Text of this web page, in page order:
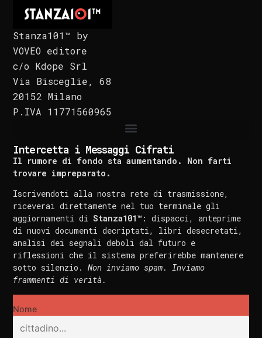
Stanza101™ by
VOVEO editore
c/o Kdope Srl
Via Bisceglie, 68
20152 Milano
P.IVA 11771560965
Intercetta i Messaggi Cifrati
Il rumore di fondo sta aumentando. Non farti
trovare impreparato.
Iscrivendoti alla nostra rete di trasmissione,
riceverai direttamente nel tuo terminale gli
aggiornamenti diStanza101™ : dispacci, anteprime
di nuovi documenti decriptati, libri desecretati,
analisi dei segnali deboli dal futuro e
riflessioni che il sistema preferirebbe mantenere
sotto silenzio.Non inviamo spam. Inviamo
frammenti di verità.
Nome